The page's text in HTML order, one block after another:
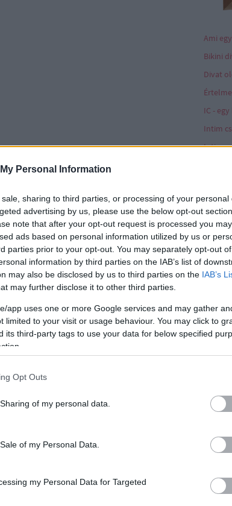
Personal Information
sharing to third parties, or processing of your personal
advertising by us, please use the below opt-out
note that after your opt-out request is processed you may
ads based on personal information utilized by us or
parties prior to your opt-out. You may separately opt-out
information by third parties on the IAB’s list of
may also be disclosed by us to third parties on the IAB’s
may further disclose it to other third parties.
app uses one or more Google services and may gather
limited to your visit or usage behaviour. You may click to
its third-party tags to use your data for below specified
Opt Outs
of my personal data.
of my Personal Data.
my Personal Data for Targeted
Divat
IC -
Intim
Intim
Kép
Könyv